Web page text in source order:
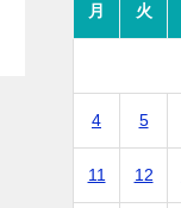
月 火
4 5
11 12